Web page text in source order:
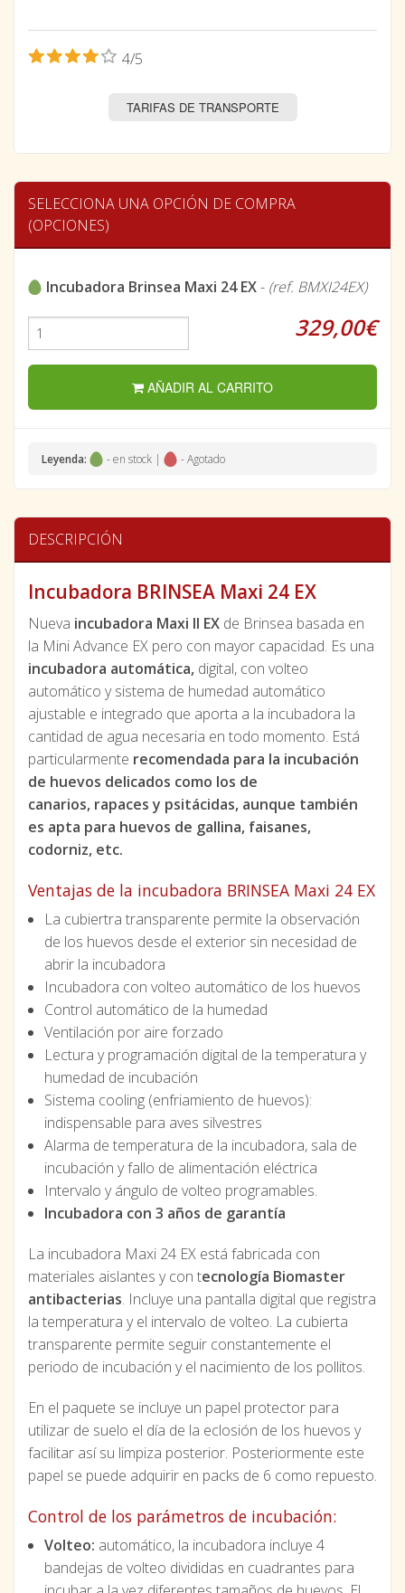
4/5
TARIFAS DE TRANSPORTE
SELECCIONA UNA OPCIÓN DE COMPRA
(OPCIONES)
Incubadora Brinsea Maxi 24 EX- (ref. BMXI24EX)
329,00€
AÑADIR AL CARRITO
Leyenda: - en stock | - Agotado
DESCRIPCIÓN
Incubadora BRINSEA Maxi 24 EX
Nueva incubadora Maxi II EX de Brinsea basada en
la Mini Advance EX pero con mayor capacidad. Es una
incubadora automática, digital, con volteo
automático y sistema de humedad automático
ajustable e integrado que aporta a la incubadora la
cantidad de agua necesaria en todo momento. Está
particularmente recomendada para la incubación
de huevos delicados como los de
canarios, rapaces y psitácidas, aunque también
es apta para huevos de gallina, faisanes,
codorniz, etc.
Ventajas de la incubadora BRINSEA Maxi 24 EX
La cubiertra transparente permite la observación
de los huevos desde el exterior sin necesidad de
abrir la incubadora
Incubadora con volteo automático de los huevos
Control automático de la humedad
Ventilación por aire forzado
Lectura y programación digital de la temperatura y
humedad de incubación
Sistema cooling (enfriamiento de huevos):
indispensable para aves silvestres
Alarma de temperatura de la incubadora, sala de
incubación y fallo de alimentación eléctrica
Intervalo y ángulo de volteo programables.
Incubadora con 3 años de garantía
La incubadora Maxi 24 EX está fabricada con
materiales aislantes y con tecnología Biomaster
antibacterias. Incluye una pantalla digital que registra
la temperatura y el intervalo de volteo. La cubierta
transparente permite seguir constantemente el
periodo de incubación y el nacimiento de los pollitos.
En el paquete se incluye un papel protector para
utilizar de suelo el día de la eclosión de los huevos y
facilitar así su limpiza posterior. Posteriormente este
papel se puede adquirir en packs de 6 como repuesto.
Control de los parámetros de incubación:
Volteo: automático, la incubadora incluye 4
bandejas de volteo divididas en cuadrantes para